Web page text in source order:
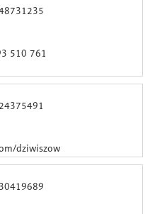
510 761
dziwiszow